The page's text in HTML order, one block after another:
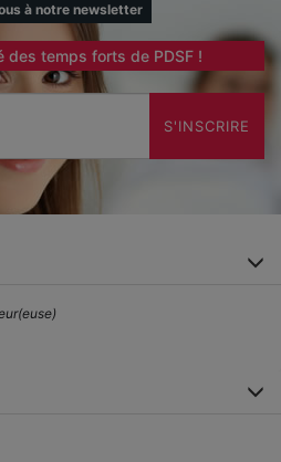
à notre newsletter
des temps forts de PDSF !
S'INSCRIRE